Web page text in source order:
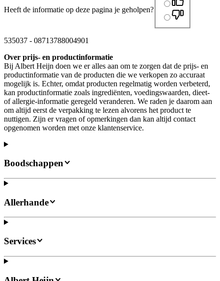
Heeft de informatie op deze pagina je geholpen?
535037 - 08713788004901
Over prijs- en productinformatie
Bij Albert Heijn doen we er alles aan om te zorgen dat de prijs- en
productinformatie van de producten die we verkopen zo accuraat
mogelijk is. Echter, omdat producten regelmatig worden verbeterd,
kan productinformatie zoals ingrediënten, voedingswaarden, dieet-
of allergie-informatie geregeld veranderen. We raden je daarom aan
om altijd eerst de verpakking te lezen alvorens het product te
nuttigen. Zijn er vragen of opmerkingen dan kan altijd contact
opgenomen worden met onze klantenservice.
Boodschappen
Allerhande
Services